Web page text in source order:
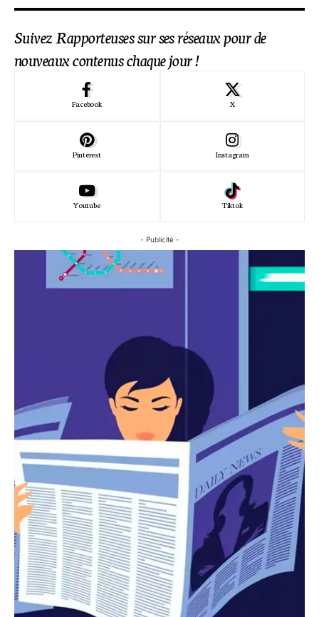
Suivez Rapporteuses sur ses réseaux pour de
nouveaux contenus chaque jour !
Facebook X
Pinterest Instagram
Youtube Tiktok
- Publicité -